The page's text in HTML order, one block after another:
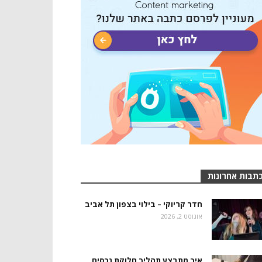
אחרונות
חדר קריוקי – בילוי בצפון תל אביב
אוגוסט 2, 2026